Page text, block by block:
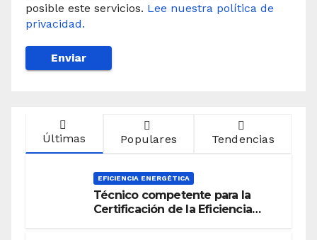
posible este servicios. Lee nuestra política de
privacidad.
Últimas Populares Tendencias
EFICIENCIA ENERGÉTICA
Técnico competente para la
Certificación de la Eficiencia